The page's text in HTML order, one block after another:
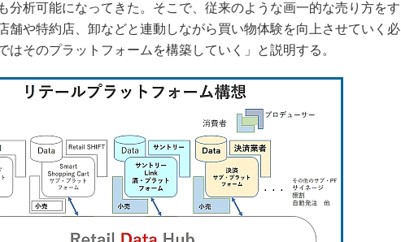
分析可能になってきた。そこで、従来のような画一的な売り方をす
舗や特約店、卸などと連動しながら買い物体験を向上させていく必
はそのプラットフォームを構築していく」と説明する。